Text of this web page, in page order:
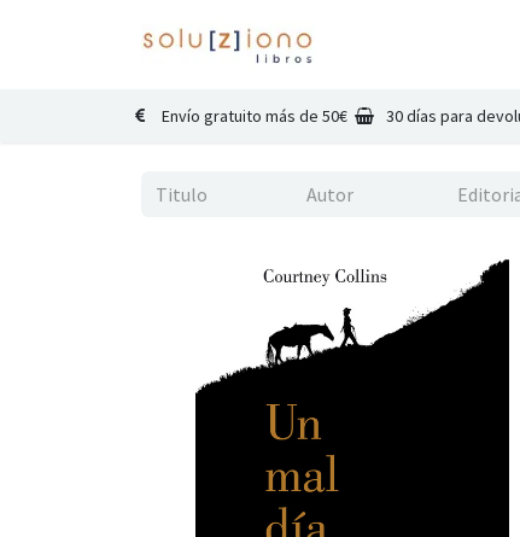
Envío gratuito más de 50€ 30 días para